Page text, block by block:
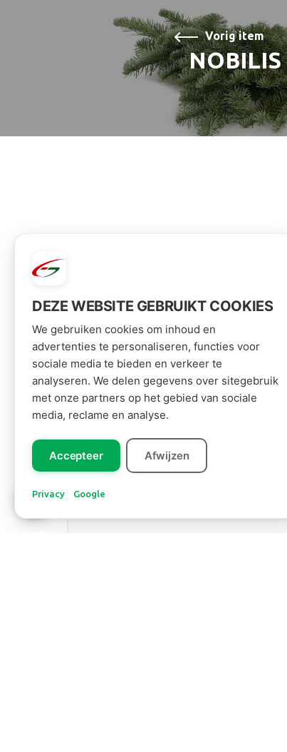
Vorig item
NOBILIS
VOOR JOU
DEZE WEBSITE GEBRUIKT COOKIES
We gebruiken cookies om inhoud en
advertenties te personaliseren, functies voor
sociale media te bieden en verkeer te
analyseren. We delen gegevens over sitegebruik
met onze partners op het gebied van sociale
media, reclame en analyse.
Accepteer Afwijzen
Privacy Google